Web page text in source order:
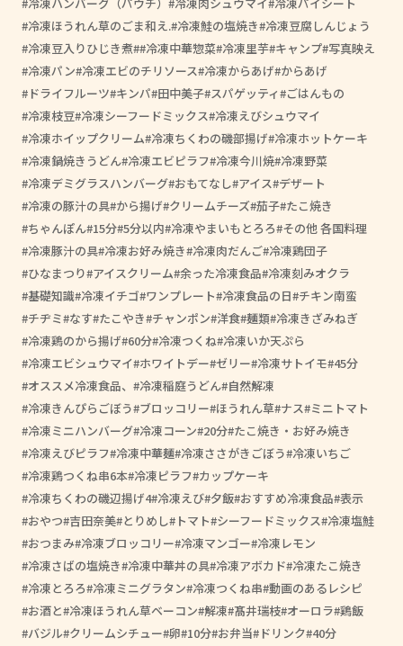
冷凍ほうれん草のごま和え. 冷凍鮭の塩焼き 冷凍豆腐しんじょう
冷凍豆入りひじき煮 #冷凍中華惣菜 冷凍里芋 キャンプ 写真映え
冷凍パン 冷凍エビのチリソース 冷凍からあげ からあげ
ドライフルーツ キンパ 田中美子 スパゲッティ
ごはんもの
冷凍枝豆 冷凍シーフードミックス 冷凍えびシュウマイ
冷凍ホイップクリーム 冷凍ちくわの磯部揚げ 冷凍ホットケーキ
冷凍鍋焼きうどん 冷凍エビピラフ 冷凍今川焼 冷凍野菜
冷凍デミグラスハンバーグ おもてなし アイス デザート
冷凍の豚汁の具 から揚げ クリームチーズ 茄子 たこ焼き
ちゃんぽん 15分 5分以内 冷凍やまいもとろろ その他 各国料理
冷凍豚汁の具 冷凍お好み焼き 冷凍肉だんご 冷凍鶏団子
ひなまつり アイスクリーム 余った冷凍食品 冷凍刻みオクラ
基礎知識 冷凍イチゴ ワンプレート 冷凍食品の日 チキン南蛮
チヂミ なす たこやき チャンポン 洋食 麺類 冷凍きざみねぎ
冷凍鶏のから揚げ 60分 冷凍つくね 冷凍いか天ぷら
冷凍エビシュウマイ ホワイトデー ゼリー 冷凍サトイモ 45分
オススメ冷凍食品、
冷凍稲庭うどん 自然解凍
冷凍きんぴらごぼう ブロッコリー ほうれん草 ナス ミニトマト
冷凍ミニハンバーグ 冷凍コーン 20分 たこ焼き・お好み焼き
冷凍えびピラフ 冷凍中華麺 冷凍ささがきごぼう 冷凍いちご
冷凍鶏つくね串6本 冷凍ピラフ カップケーキ
冷凍ちくわの磯辺揚げ4 冷凍えび 夕飯 おすすめ冷凍食品 表示
おやつ 吉田奈美 とりめし トマト シーフードミックス 冷凍塩鮭
おつまみ 冷凍ブロッコリー 冷凍マンゴー 冷凍レモン
冷凍さばの塩焼き 冷凍中華丼の具 冷凍アボカド 冷凍たこ焼き
冷凍とろろ 冷凍ミニグラタン 冷凍つくね串 動画のあるレシピ
お酒と 冷凍ほうれん草ベーコン 解凍 髙井瑞枝 オーロラ 鶏飯
バジル クリームシチュー 卵 10分 お弁当 ドリンク 40分